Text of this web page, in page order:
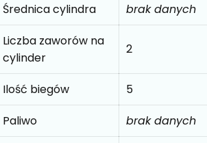
Średnica cylindra
brak danych
Liczba zaworów na
cylinder
2
Ilość biegów
5
Paliwo
brak danych